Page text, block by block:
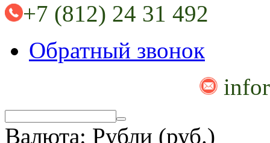
+7 (812) 24 31 492
Обратный звонок
Валюта: Рубли (руб.)